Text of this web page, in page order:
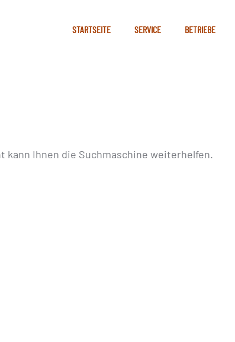
STARTSEITE SERVICE BETRIEBE
Ihnen die Suchmaschine weiterhelfen.